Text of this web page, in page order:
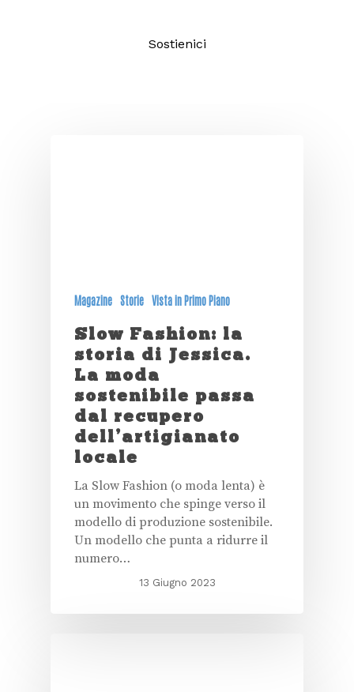
Sostienici
Magazine Storie Vista in Primo Piano
Slow Fashion: la
storia di Jessica.
La moda
sostenibile passa
dal recupero
dell’artigianato
locale
La Slow Fashion (o moda lenta) è
un movimento che spinge verso il
modello di produzione sostenibile.
Un modello che punta a ridurre il
numero…
13 Giugno 2023